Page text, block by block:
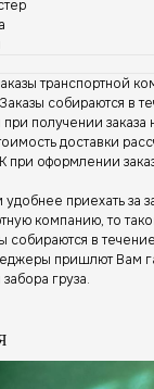
транспортной
собираются в
получении
доставки
при оформлении
приехать за
компанию, то
собираются в
пришлют Вам
груза.